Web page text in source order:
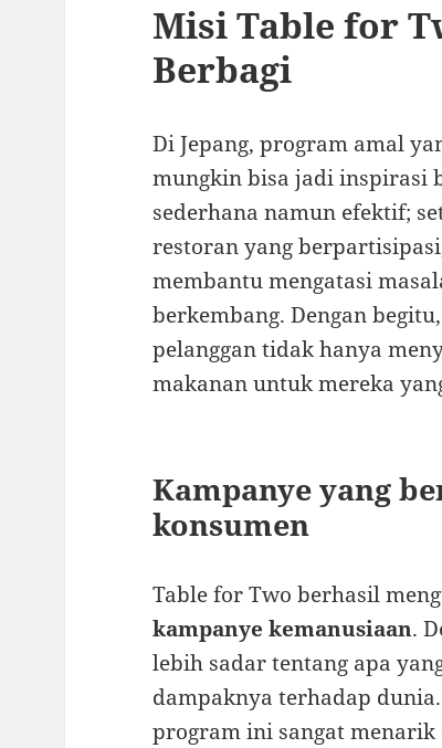
Misi Table for
Berbagi
Di Jepang, program amal
mungkin bisa jadi inspirasi
sederhana namun efektif;
restoran yang
membantu mengatasi
berkembang. Dengan
pelanggan tidak hanya
makanan untuk mereka
Kampanye yang
konsumen
Table for Two berhasil
kampanye kemanusiaan.
lebih sadar tentang apa
dampaknya terhadap
program ini sangat